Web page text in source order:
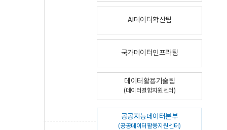
AI데이터확산팀
국가데이터인프라팀
데이터활용기술팀
(데이터결합지원센터)
공공지능데이터본부
(공공데이터활용지원센터)